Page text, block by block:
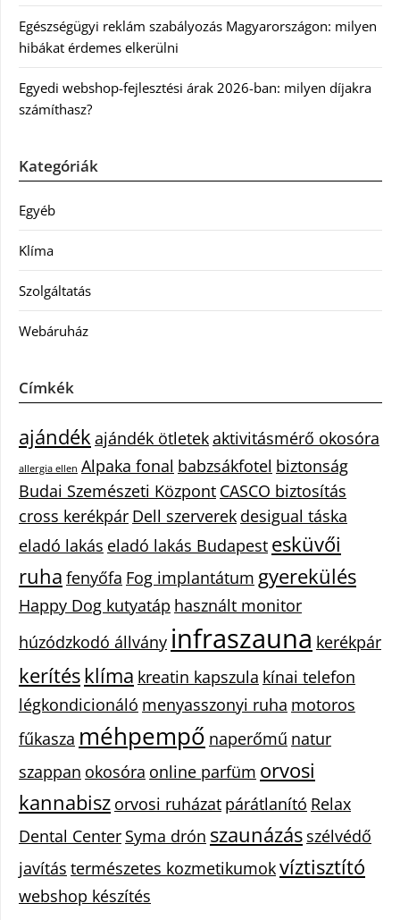
Egészségügyi reklám szabályozás Magyarországon: milyen
hibákat érdemes elkerülni
Egyedi webshop-fejlesztési árak 2026-ban: milyen díjakra
számíthasz?
Kategóriák
Egyéb
Klíma
Szolgáltatás
Webáruház
Címkék
ajándékajándék ötletekaktivitásmérő okosóra
allergia ellen Alpaka fonal babzsákfotel biztonság
Budai Szemészeti Központ CASCO biztosítás
cross kerékpár Dell szerverek desigual táska
eladó lakás eladó lakás Budapest esküvői
ruha fenyőfa Fog implantátum gyerekülés
Happy Dog kutyatáp használt monitor
húzódzkodó állvány infraszauna kerékpár
kerítésklíma kreatin kapszula kínai telefon
légkondicionáló menyasszonyi ruha motoros
fűkasza méhpempő naperőmű natur
szappan okosóra online parfüm orvosi
kannabisz orvosi ruházat párátlanító Relax
Dental Center Syma drón szaunázás szélvédő
javítás természetes kozmetikumokvíztisztító
webshop készítés